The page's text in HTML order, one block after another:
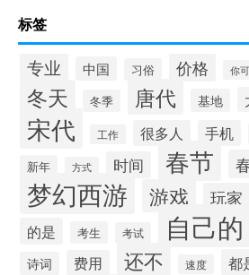
标签
专业 中国 习俗 价格 你
冬天 冬季 唐代 基地
宋代 工作 很多人 手机
新年 方式 时间 春节
梦幻西游 游戏 玩家
的是 考生 考试 自己的
诗词 费用 还不 速度 都